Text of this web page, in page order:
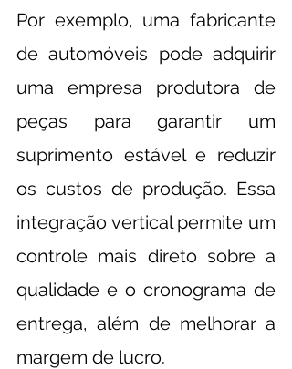
Por exemplo, uma fabricante
de automóveis pode adquirir
uma empresa produtora de
peças para garantir um
suprimento estável e reduzir
os custos de produção. Essa
integração vertical permite um
controle mais direto sobre a
qualidade e o cronograma de
entrega, além de melhorar a
margem de lucro.